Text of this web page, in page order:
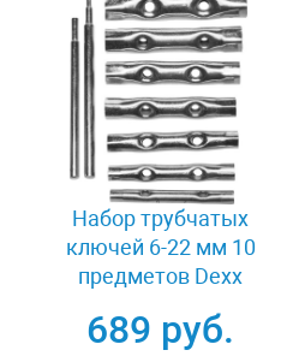
Набор трубчатых
ключей 6-22 мм 10
предметов Dexx
689 руб.